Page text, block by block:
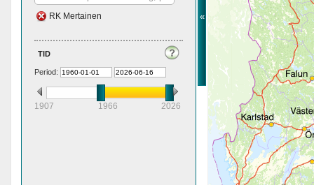
RK Mertainen
tid
Period:
1907 1966 2026
«